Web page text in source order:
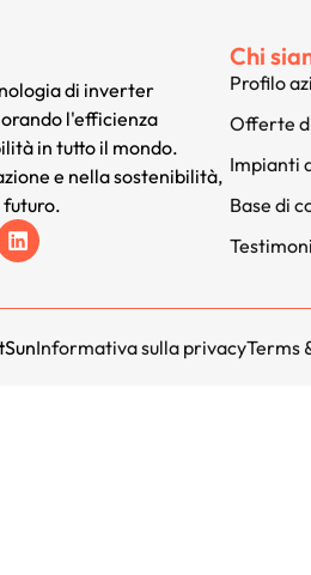
di inverter
l'efficienza
in tutto il mondo.
e nella sostenibilità,
Chi
Profilo
Offerte
Impianti
Base di
Informativa sulla privacyTerms